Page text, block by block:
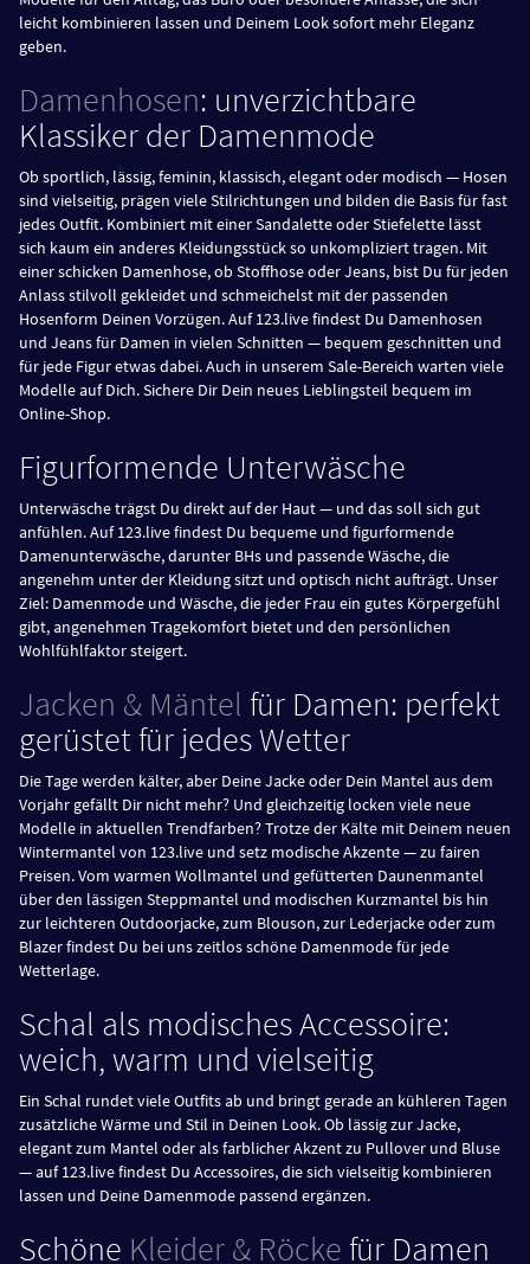
leicht kombinieren lassen und Deinem Look sofort mehr Eleganz
geben.
Damenhosen: unverzichtbare
Klassiker der Damenmode
Ob sportlich, lässig, feminin, klassisch, elegant oder modisch — Hosen
sind vielseitig, prägen viele Stilrichtungen und bilden die Basis für fast
jedes Outfit. Kombiniert mit einer Sandalette oder Stiefelette lässt
sich kaum ein anderes Kleidungsstück so unkompliziert tragen. Mit
einer schicken Damenhose, ob Stoffhose oder Jeans, bist Du für jeden
Anlass stilvoll gekleidet und schmeichelst mit der passenden
Hosenform Deinen Vorzügen. Auf 123.live findest Du Damenhosen
und Jeans für Damen in vielen Schnitten — bequem geschnitten und
für jede Figur etwas dabei. Auch in unserem Sale-Bereich warten viele
Modelle auf Dich. Sichere Dir Dein neues Lieblingsteil bequem im
Online-Shop.
Figurformende Unterwäsche
Unterwäsche trägst Du direkt auf der Haut — und das soll sich gut
anfühlen. Auf 123.live findest Du bequeme und figurformende
Damenunterwäsche, darunter BHs und passende Wäsche, die
angenehm unter der Kleidung sitzt und optisch nicht aufträgt. Unser
Ziel: Damenmode und Wäsche, die jeder Frau ein gutes Körpergefühl
gibt, angenehmen Tragekomfort bietet und den persönlichen
Wohlfühlfaktor steigert.
Jacken & Mäntel für Damen: perfekt
gerüstet für jedes Wetter
Die Tage werden kälter, aber Deine Jacke oder Dein Mantel aus dem
Vorjahr gefällt Dir nicht mehr? Und gleichzeitig locken viele neue
Modelle in aktuellen Trendfarben? Trotze der Kälte mit Deinem neuen
Wintermantel von 123.live und setz modische Akzente — zu fairen
Preisen. Vom warmen Wollmantel und gefütterten Daunenmantel
über den lässigen Steppmantel und modischen Kurzmantel bis hin
zur leichteren Outdoorjacke, zum Blouson, zur Lederjacke oder zum
Blazer findest Du bei uns zeitlos schöne Damenmode für jede
Wetterlage.
Schal als modisches Accessoire:
weich, warm und vielseitig
Ein Schal rundet viele Outfits ab und bringt gerade an kühleren Tagen
zusätzliche Wärme und Stil in Deinen Look. Ob lässig zur Jacke,
elegant zum Mantel oder als farblicher Akzent zu Pullover und Bluse
— auf 123.live findest Du Accessoires, die sich vielseitig kombinieren
lassen und Deine Damenmode passend ergänzen.
Schöne Kleider & Röcke für Damen